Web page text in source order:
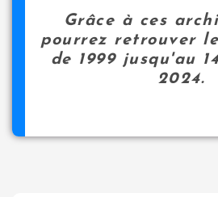
Grâce à ces
pourrez retrouver
de 1999 jusqu'au
2024.